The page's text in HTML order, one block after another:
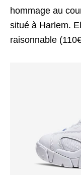
hommage au
situé à Harlem.
raisonnable